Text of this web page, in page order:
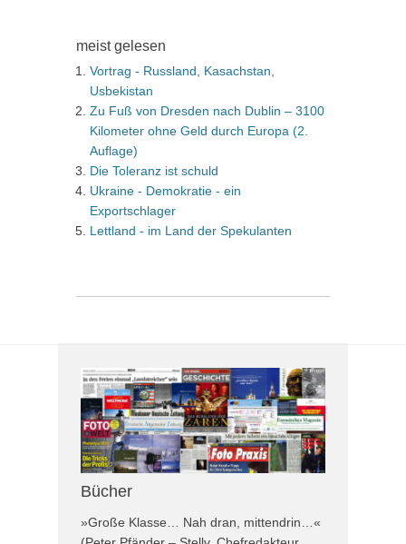
meist gelesen
Vortrag - Russland, Kasachstan,
Usbekistan
Zu Fuß von Dresden nach Dublin – 3100
Kilometer ohne Geld durch Europa (2.
Auflage)
Die Toleranz ist schuld
Ukraine - Demokratie - ein
Exportschlager
Lettland - im Land der Spekulanten
Bücher
»Große Klasse… Nah dran, mittendrin…«